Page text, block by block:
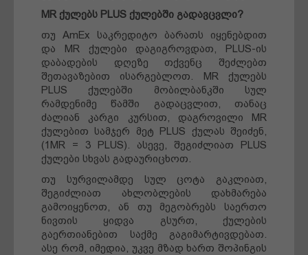
MR ქულებს PLUS ქულებში გადავცვლი?
თუ AmEx საკრედიტო ბარათს იყენებდით
და MR ქულები დაგიგროვდათ, PLUS-ის
დაბადების დღეზე თქვენც შეძლებთ
შეთავაზებით ისარგებლოთ. MR ქულებს
PLUS ქულებში მობილბანკში სულ
რამდენიმე წამში გადაცვლით, თანაც
ძალიან კარგი კურსით, დაგროვილი MR
ქულებით სამჯერ მეტ PLUS ქულას შეიძენ,
(1MR = 3 PLUS). ასევე, შეგიძლიათ PLUS
ქულები სხვას გადაურიცხოთ.
თუ სურვილამდე სულ ცოტა გაკლიათ,
შეგიძლიათ ახლობლების დახმარება
გამოიყენოთ, ან თუ მეგობრებს საერთო
ნივთის ყიდვა გსურთ, ქულების
გაერთიანებით საქმე გაგიმარტივდებათ.
ასე რომ, იმედია, უკვე მზად ხართ შოპინგის